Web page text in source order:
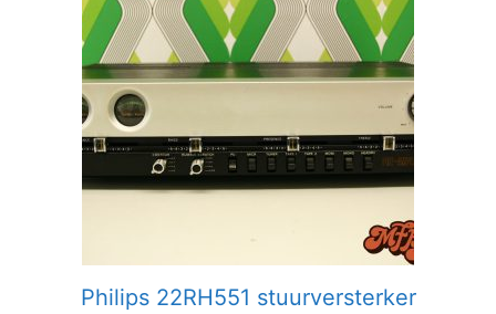
Philips 22RH551 stuurversterker